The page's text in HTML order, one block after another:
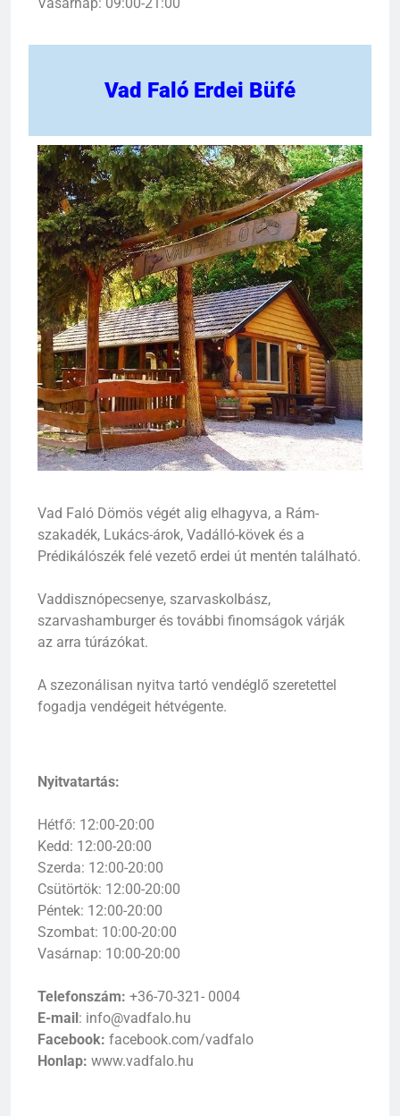
Vad Faló Erdei Büfé
Vad Faló Dömös végét alig elhagyva, a Rám-
szakadék, Lukács-árok, Vadálló-kövek és a
Prédikálószék felé vezető erdei út mentén található.
Vaddisznópecsenye, szarvaskolbász,
szarvashamburger és további finomságok várják
az arra túrázókat.
A szezonálisan nyitva tartó vendéglő szeretettel
fogadja vendégeit hétvégente.
Nyitvatartás:
Hétfő: 12:00-20:00
Kedd: 12:00-20:00
Szerda: 12:00-20:00
Csütörtök: 12:00-20:00
Péntek: 12:00-20:00
Szombat: 10:00-20:00
Vasárnap: 10:00-20:00
Telefonszám: +36-70-321- 0004
E-mail: info@vadfalo.hu
Facebook: facebook.com/vadfalo
Honlap: www.vadfalo.hu